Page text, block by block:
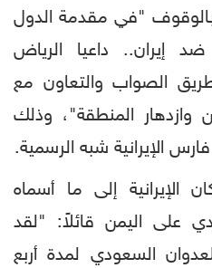
بالوقوف "في مقدمة الدول
إيران.. داعيا الرياض
الصواب والتعاون مع
وازدهار المنطقة"، وذلك
فارس الإيرانية شبه الرسمية.
الإيرانية إلى ما أسماه
على اليمن قائلاً: "لقد
السعودي لمدة أربع